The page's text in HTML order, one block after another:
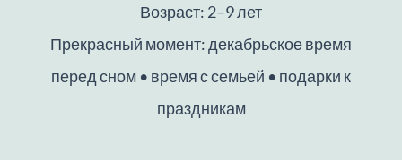
Возраст: 2–9 лет
Прекрасный момент: декабрьское время
перед сном • время с семьей • подарки к
праздникам